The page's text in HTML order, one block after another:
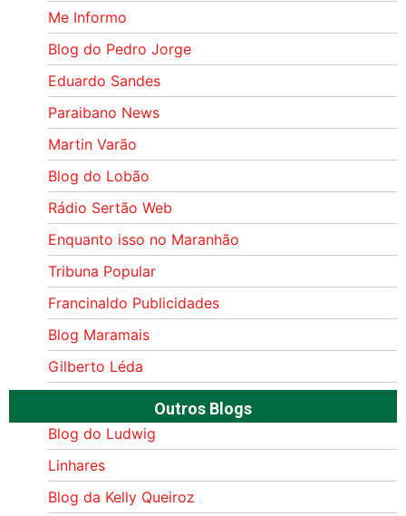
Me Informo
Blog do Pedro Jorge
Eduardo Sandes
Paraibano News
Martin Varão
Blog do Lobão
Rádio Sertão Web
Enquanto isso no Maranhão
Tribuna Popular
Francinaldo Publicidades
Blog Maramais
Gilberto Léda
Outros Blogs
Blog do Ludwig
Linhares
Blog da Kelly Queiroz